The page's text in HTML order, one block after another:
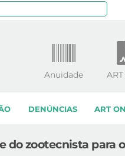
DENÚNCIAS ART
Anuidade
do zootecnista para